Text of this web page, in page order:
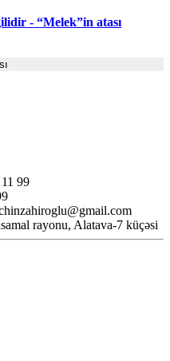
- “Melek”in atası
99
rayonu, Alatava-7 küçəsi